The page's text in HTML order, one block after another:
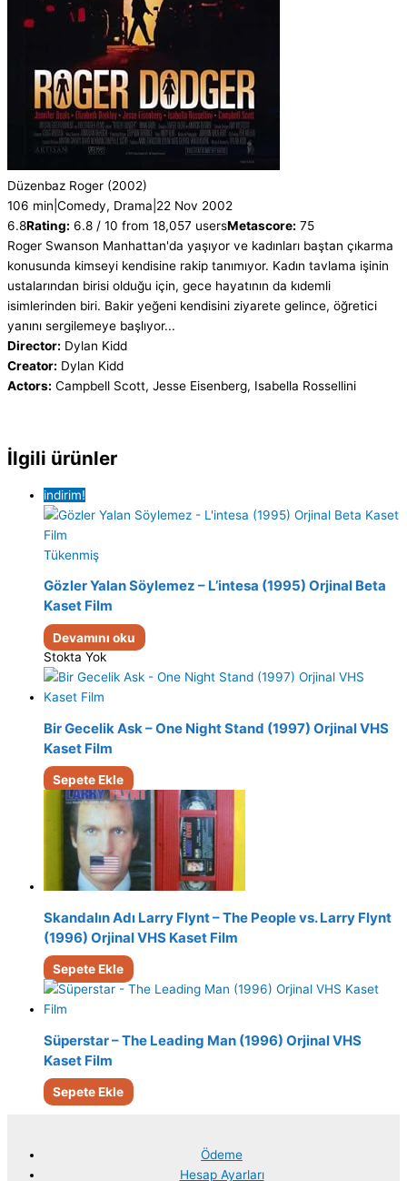
Düzenbaz Roger (2002)
106 min Comedy, Drama 22 Nov 2002
6.8Rating: 6.8 / 10 from 18,057 usersMetascore: 75
Roger Swanson Manhattan'da yaşıyor ve kadınları baştan çıkarma
konusunda kimseyi kendisine rakip tanımıyor. Kadın tavlama işinin
ustalarından birisi olduğu için, gece hayatının da kıdemli
isimlerinden biri. Bakir yeğeni kendisini ziyarete gelince, öğretici
yanını sergilemeye başlıyor...
Director: Dylan Kidd
Creator: Dylan Kidd
Actors: Campbell Scott, Jesse Eisenberg, Isabella Rossellini
İlgili ürünler
indirim!
Tükenmiş
Gözler Yalan Söylemez – L’intesa (1995) Orjinal Beta
Kaset Film
Devamını oku
Stokta Yok
Bir Gecelik Ask – One Night Stand (1997) Orjinal VHS
Kaset Film
Sepete Ekle
Skandalın Adı Larry Flynt – The People vs. Larry Flynt
(1996) Orjinal VHS Kaset Film
Sepete Ekle
Süperstar – The Leading Man (1996) Orjinal VHS
Kaset Film
Sepete Ekle
Ödeme
Hesap Ayarları